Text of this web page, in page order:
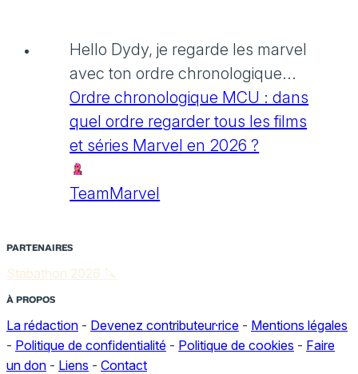
Hello Dydy, je regarde les marvel
avec ton ordre chronologique...
Ordre chronologique MCU : dans
quel ordre regarder tous les films
et séries Marvel en 2026 ?
TeamMarvel
PARTENAIRES
Stabathon 2026 🔪
À PROPOS
La rédaction - Devenez contributeur·rice - Mentions légales
- Politique de confidentialité - Politique de cookies - Faire
un don - Liens - Contact